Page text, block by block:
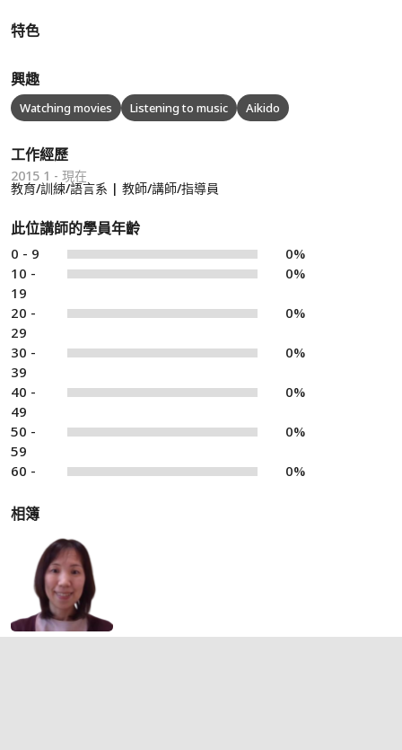
特色
興趣
Watching movies Listening to music Aikido
工作經歷
2015 1 - 現在
教育/訓練/語言系 | 教師/講師/指導員
此位講師的學員年齡
0 - 9
0%
10 -
19
0%
20 -
29
0%
30 -
39
0%
40 -
49
0%
50 -
59
0%
60 - 0%
相簿